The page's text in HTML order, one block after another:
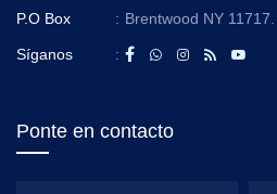
P.O Box : Brentwood NY 11717.
Síganos :
Ponte en contacto